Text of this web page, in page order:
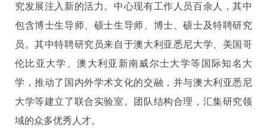
究发展注入新的活力。中心现有工作人员百余人，其中
包含博士生导师、硕士生导师、博士、硕士及特聘研究
员。其中特聘研究员来自于澳大利亚悉尼大学、美国哥
伦比亚大学、澳大利亚新南威尔士大学等国际知名大
学，推动了国内外学术文化的交融，并与澳大利亚悉尼
大学等建立了联合实验室。团队结构合理，汇集研究领
域的众多优秀人才。